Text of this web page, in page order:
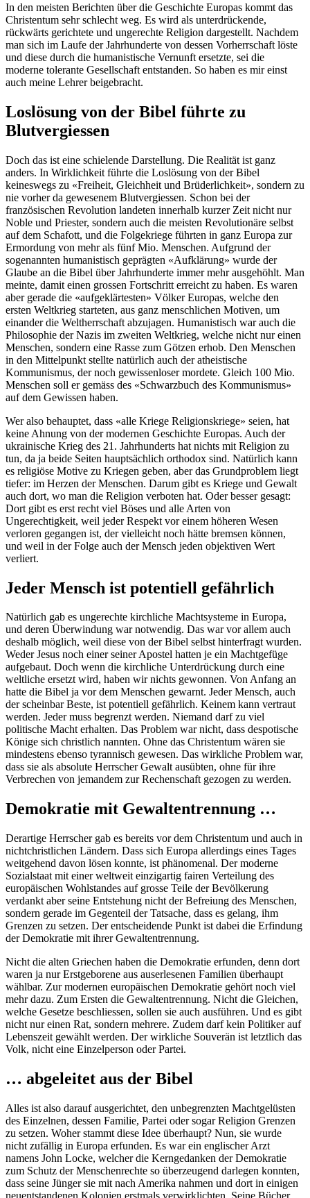
In den meisten Berichten über die Geschichte Europas kommt das
Christentum sehr schlecht weg. Es wird als unterdrückende,
rückwärts gerichtete und ungerechte Religion dargestellt. Nachdem
man sich im Laufe der Jahrhunderte von dessen Vorherrschaft löste
und diese durch die humanistische Vernunft ersetzte, sei die
moderne tolerante Gesellschaft entstanden. So haben es mir einst
auch meine Lehrer beigebracht.
Loslösung von der Bibel führte zu
Blutvergiessen
Doch das ist eine schielende Darstellung. Die Realität ist ganz
anders. In Wirklichkeit führte die Loslösung von der Bibel
keineswegs zu «Freiheit, Gleichheit und Brüderlichkeit», sondern zu
nie vorher da gewesenem Blutvergiessen. Schon bei der
französischen Revolution landeten innerhalb kurzer Zeit nicht nur
Noble und Priester, sondern auch die meisten Revolutionäre selbst
auf dem Schafott, und die Folgekriege führten in ganz Europa zur
Ermordung von mehr als fünf Mio. Menschen. Aufgrund der
sogenannten humanistisch geprägten «Aufklärung» wurde der
Glaube an die Bibel über Jahrhunderte immer mehr ausgehöhlt. Man
meinte, damit einen grossen Fortschritt erreicht zu haben. Es waren
aber gerade die «aufgeklärtesten» Völker Europas, welche den
ersten Weltkrieg starteten, aus ganz menschlichen Motiven, um
einander die Weltherrschaft abzujagen. Humanistisch war auch die
Philosophie der Nazis im zweiten Weltkrieg, welche nicht nur einen
Menschen, sondern eine Rasse zum Götzen erhob. Den Menschen
in den Mittelpunkt stellte natürlich auch der atheistische
Kommunismus, der noch gewissenloser mordete. Gleich 100 Mio.
Menschen soll er gemäss des «Schwarzbuch des Kommunismus»
auf dem Gewissen haben.
Wer also behauptet, dass «alle Kriege Religionskriege» seien, hat
keine Ahnung von der modernen Geschichte Europas. Auch der
ukrainische Krieg des 21. Jahrhunderts hat nichts mit Religion zu
tun, da ja beide Seiten hauptsächlich orthodox sind. Natürlich kann
es religiöse Motive zu Kriegen geben, aber das Grundproblem liegt
tiefer: im Herzen der Menschen. Darum gibt es Kriege und Gewalt
auch dort, wo man die Religion verboten hat. Oder besser gesagt:
Dort gibt es erst recht viel Böses und alle Arten von
Ungerechtigkeit, weil jeder Respekt vor einem höheren Wesen
verloren gegangen ist, der vielleicht noch hätte bremsen können,
und weil in der Folge auch der Mensch jeden objektiven Wert
verliert.
Jeder Mensch ist potentiell gefährlich
Natürlich gab es ungerechte kirchliche Machtsysteme in Europa,
und deren Überwindung war notwendig. Das war vor allem auch
deshalb möglich, weil diese von der Bibel selbst hinterfragt wurden.
Weder Jesus noch einer seiner Apostel hatten je ein Machtgefüge
aufgebaut. Doch wenn die kirchliche Unterdrückung durch eine
weltliche ersetzt wird, haben wir nichts gewonnen. Von Anfang an
hatte die Bibel ja vor dem Menschen gewarnt. Jeder Mensch, auch
der scheinbar Beste, ist potentiell gefährlich. Keinem kann vertraut
werden. Jeder muss begrenzt werden. Niemand darf zu viel
politische Macht erhalten. Das Problem war nicht, dass despotische
Könige sich christlich nannten. Ohne das Christentum wären sie
mindestens ebenso tyrannisch gewesen. Das wirkliche Problem war,
dass sie als absolute Herrscher Gewalt ausübten, ohne für ihre
Verbrechen von jemandem zur Rechenschaft gezogen zu werden.
Demokratie mit Gewaltentrennung …
Derartige Herrscher gab es bereits vor dem Christentum und auch in
nichtchristlichen Ländern. Dass sich Europa allerdings eines Tages
weitgehend davon lösen konnte, ist phänomenal. Der moderne
Sozialstaat mit einer weltweit einzigartig fairen Verteilung des
europäischen Wohlstandes auf grosse Teile der Bevölkerung
verdankt aber seine Entstehung nicht der Befreiung des Menschen,
sondern gerade im Gegenteil der Tatsache, dass es gelang, ihm
Grenzen zu setzen. Der entscheidende Punkt ist dabei die Erfindung
der Demokratie mit ihrer Gewaltentrennung.
Nicht die alten Griechen haben die Demokratie erfunden, denn dort
waren ja nur Erstgeborene aus auserlesenen Familien überhaupt
wählbar. Zur modernen europäischen Demokratie gehört noch viel
mehr dazu. Zum Ersten die Gewaltentrennung. Nicht die Gleichen,
welche Gesetze beschliessen, sollen sie auch ausführen. Und es gibt
nicht nur einen Rat, sondern mehrere. Zudem darf kein Politiker auf
Lebenszeit gewählt werden. Der wirkliche Souverän ist letztlich das
Volk, nicht eine Einzelperson oder Partei.
… abgeleitet aus der Bibel
Alles ist also darauf ausgerichtet, den unbegrenzten Machtgelüsten
des Einzelnen, dessen Familie, Partei oder sogar Religion Grenzen
zu setzen. Woher stammt diese Idee überhaupt? Nun, sie wurde
nicht zufällig in Europa erfunden. Es war ein englischer Arzt
namens John Locke, welcher die Kerngedanken der Demokratie
zum Schutz der Menschenrechte so überzeugend darlegen konnten,
dass seine Jünger sie mit nach Amerika nahmen und dort in einigen
neuentstandenen Kolonien erstmals verwirklichten. Seine Bücher